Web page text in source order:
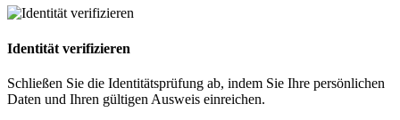
Identität verifizieren
Schließen Sie die Identitätsprüfung ab, indem Sie Ihre persönlichen
Daten und Ihren gültigen Ausweis einreichen.